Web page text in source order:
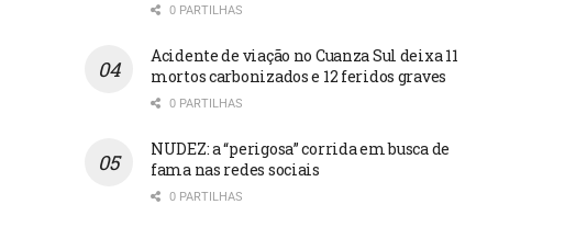
0 PARTILHAS
Acidente de viação no Cuanza Sul deixa 11
mortos carbonizados e 12 feridos graves
0 PARTILHAS
NUDEZ: a “perigosa” corrida em busca de
fama nas redes sociais
0 PARTILHAS